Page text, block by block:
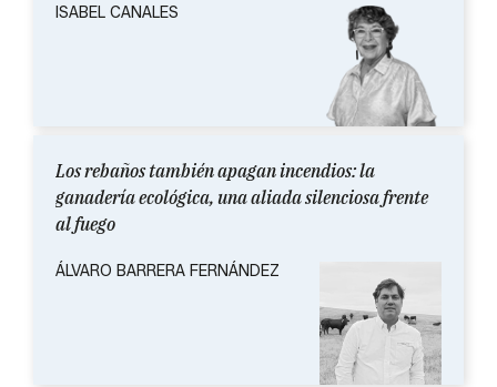
ISABEL CANALES
Los rebaños también apagan incendios: la
ganadería ecológica, una aliada silenciosa frente
al fuego
ÁLVARO BARRERA FERNÁNDEZ